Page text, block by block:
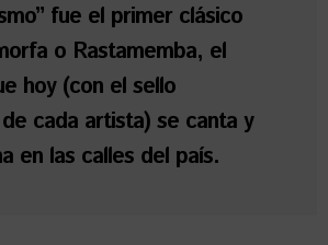
fue el primer clásico
o Rastamemba, el
hoy (con el sello
cada artista) se canta y
en las calles del país.